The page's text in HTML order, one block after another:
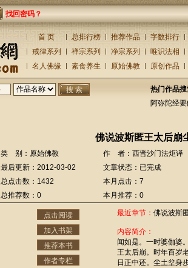
找回密码？
首 页 总排行榜 推荐作品 字数排行
戒律系列
禅宗系列 净宗系列 唯识法相
名人佛缘
素食养生 原始佛教 原创作品
热门作品搜
阿弥陀经要
佛说波斯匿王太后崩
类 别：原始佛教
作 者：西晋沙门法炬译
最后更新：2012-03-02
文章状态：已完成
总点击数：1432
本月点击：7
总推荐数：0
本月推荐：0
点击阅读
加入书架
推荐本书
作者专栏
最近章节： 佛说波斯
内容简介：
闻如是。一时婆伽婆
王太后崩。时年百岁
日正中还。尘土坌身